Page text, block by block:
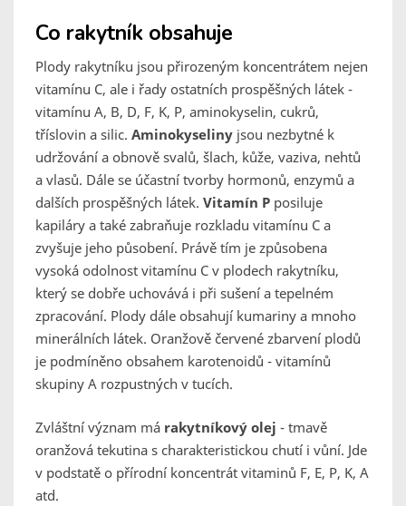
Co rakytník obsahuje
Plody rakytníku jsou přirozeným koncentrátem nejen
vitamínu C, ale i řady ostatních prospěšných látek -
vitamínu A, B, D, F, K, P, aminokyselin, cukrů,
tříslovin a silic. Aminokyseliny jsou nezbytné k
udržování a obnově svalů, šlach, kůže, vaziva, nehtů
a vlasů. Dále se účastní tvorby hormonů, enzymů a
dalších prospěšných látek. Vitamín P posiluje
kapiláry a také zabraňuje rozkladu vitamínu C a
zvyšuje jeho působení. Právě tím je způsobena
vysoká odolnost vitamínu C v plodech rakytníku,
který se dobře uchovává i při sušení a tepelném
zpracování. Plody dále obsahují kumariny a mnoho
minerálních látek. Oranžově červené zbarvení plodů
je podmíněno obsahem karotenoidů - vitamínů
skupiny A rozpustných v tucích.
Zvláštní význam má rakytníkový olej - tmavě
oranžová tekutina s charakteristickou chutí i vůní. Jde
v podstatě o přírodní koncentrát vitaminů F, E, P, K, A
atd.